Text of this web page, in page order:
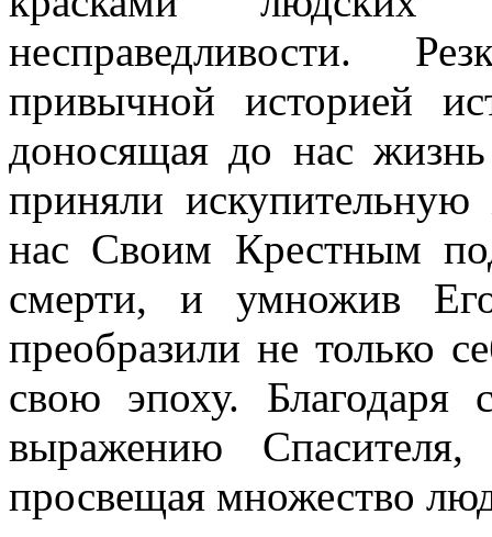
несправедливости.
привычной историей
доносящая до нас
приняли
нас Своим Крестным
смерти, и умножив
преобразили не только
свою эпоху. Благодаря
выражению
просвещая множество